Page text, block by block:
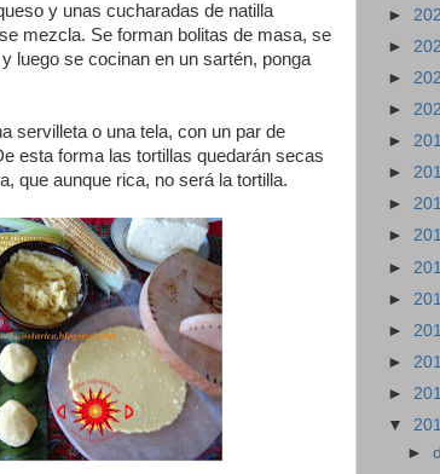
y unas cucharadas de natilla
mezcla. Se forman bolitas de masa, se
luego se cocinan en un sartén, ponga
servilleta o una tela, con un par de
esta forma las tortillas quedarán secas
que aunque rica, no será la tortilla.
►
►
►
►
►
►
►
►
►
►
►
►
►
▼
►